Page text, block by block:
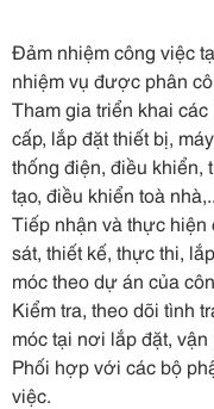
Đảm nhiệm công việc
nhiệm vụ được phân
Tham gia triển khai
cấp, lắp đặt thiết bị,
thống điện, điều khiển,
tạo, điều khiển toà
Tiếp nhận và thực
sát, thiết kế, thực thi,
móc theo dự án của
Kiểm tra, theo dõi tình
móc tại nơi lắp đặt,
Phối hợp với các bộ
việc.